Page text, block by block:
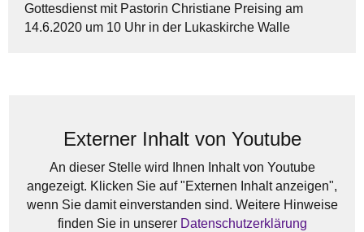
Gottesdienst mit Pastorin Christiane Preising am
14.6.2020 um 10 Uhr in der Lukaskirche Walle
Externer Inhalt von Youtube
An dieser Stelle wird Ihnen Inhalt von Youtube
angezeigt. Klicken Sie auf "Externen Inhalt anzeigen",
wenn Sie damit einverstanden sind. Weitere Hinweise
finden Sie in unserer Datenschutzerklärung